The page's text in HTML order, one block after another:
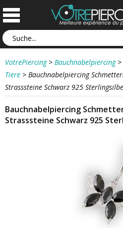
VotrePiercing > Bauchnabelpiercing >
Tiere > Bauchnabelpiercing
Strasssteine Schwarz 925
Bauchnabelpiercing
Strasssteine Schwarz 925